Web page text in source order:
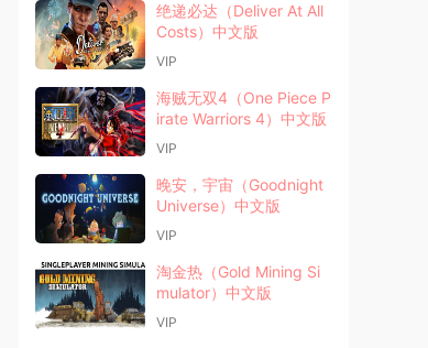
绝递必达（Deliver At All
Costs）中文版
VIP
海贼无双4（One Piece P
irate Warriors 4）中文版
VIP
晚安，宇宙（Goodnight
Universe）中文版
VIP
淘金热（Gold Mining Si
mulator）中文版
VIP